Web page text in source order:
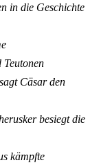
in die Geschichte
Cäsar den
besiegt die
kämpfte